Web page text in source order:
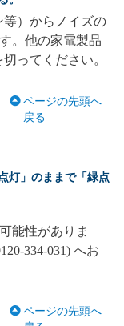
）からノイズの
。他の家電製品
ってください。
ページの先頭へ
戻る
灯」のままで「緑点
能性がありま
334-031) へお
ページの先頭へ